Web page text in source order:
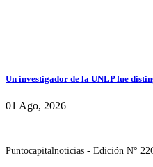
Un investigador de la UNLP fue
01 Ago, 2026
Puntocapitalnoticias - Edición N°